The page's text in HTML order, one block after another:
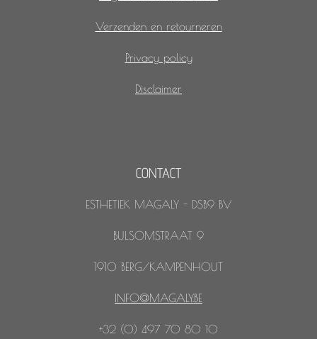
Verzenden en retourneren
Privacy policy
Disclaimer
CONTACT
ESTHETIEK MAGALY - DSB9 BV
BULSOMSTRAAT 9
1910 BERG/KAMPENHOUT
INFO@MAGALY.BE
+32 (0) 497 70 80 10